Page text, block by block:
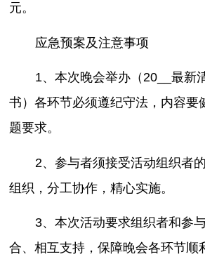
元。
应急预案及注意事项
1、本次晚会举办（20__最新
书）各环节必须遵纪守法，内容要
题要求。
2、参与者须接受活动组织者
组织，分工协作，精心实施。
3、本次活动要求组织者和参
合、相互支持，保障晚会各环节顺